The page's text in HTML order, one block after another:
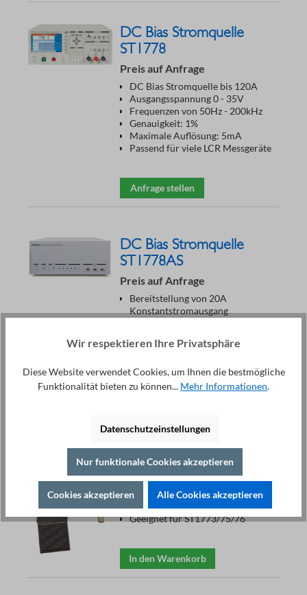
DC Bias Stromquelle
ST1778
Preis auf Anfrage
DC Bias Stromquelle bis 120A
Ausgangsspannung 0 - 35V
Frequenzen von 50Hz - 200kHz
Genauigkeit: 1%
Maximale Auflösung: 5mA
Passend für viele LCR Messgeräte
Anfrage stellen
DC Bias Stromquelle
ST1778AS
Preis auf Anfrage
Bereitstellung von 20A
Konstantstromausgang
Unterstützt maximal 6 Maschinen
Konstantstrom-Ausgang
Fußtaster ST2881-001
49,00 €*
Komfortabler Fußtaster
Geeignet für ST1773/75/76
In den Warenkorb
Wir respektieren Ihre Privatsphäre
Diese Website verwendet Cookies, um Ihnen die bestmögliche
Funktionalität bieten zu können... Mehr Informationen.
Datenschutzeinstellungen
Nur funktionale Cookies akzeptieren
Cookies akzeptieren Alle Cookies akzeptieren